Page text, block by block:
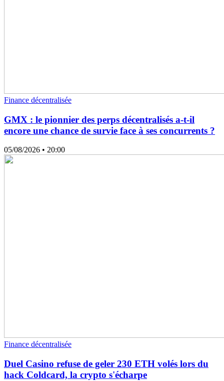
Finance décentralisée
GMX : le pionnier des perps décentralisés a-t-il
encore une chance de survie face à ses concurrents ?
05/08/2026 • 20:00
Finance décentralisée
Duel Casino refuse de geler 230 ETH volés lors du
hack Coldcard, la crypto s'écharpe